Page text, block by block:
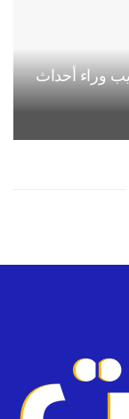
وراء أحداث